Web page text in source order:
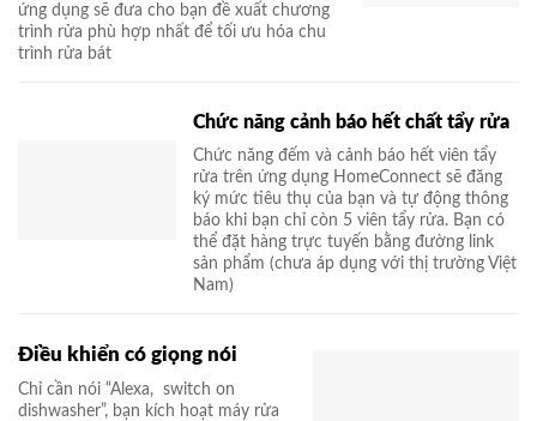
ứng dụng sẽ đưa cho bạn đề xuất chương
trình rửa phù hợp nhất để tối ưu hóa chu
trình rửa bát
Chức năng cảnh báo hết chất tẩy rửa
Chức năng đếm và cảnh báo hết viên tẩy
rửa trên ứng dụng HomeConnect sẽ đăng
ký mức tiêu thụ của bạn và tự động thông
báo khi bạn chỉ còn 5 viên tẩy rửa. Bạn có
thể đặt hàng trực tuyến bằng đường link
sản phẩm (chưa áp dụng với thị trường Việt
Nam)
Điều khiển có giọng nói
Chỉ cần nói “Alexa, switch on
dishwasher”, bạn kích hoạt máy rửa